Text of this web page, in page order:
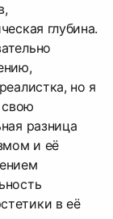
глубина.
но я
свою
разница
и её
в её